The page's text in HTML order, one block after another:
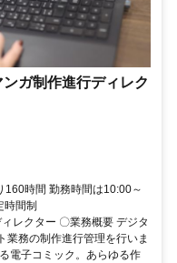
ガ制作進行ディレク
160時間 勤務時間は10:00～
時間制
レクター 〇業務概要 デジタ
業務の制作進行管理を行いま
電子コミック。あらゆる作